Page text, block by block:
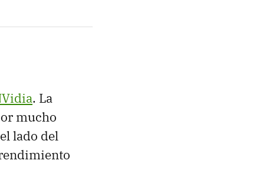
. La
mucho
lado del